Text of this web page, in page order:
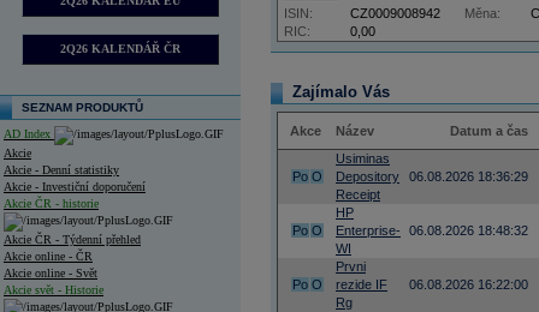
2Q26 KALENDÁŘ ČR
SEZNAM PRODUKTŮ
AD Index
Akcie
Akcie - Denní statistiky
Akcie - Investiční doporučení
Akcie ČR - historie
Akcie ČR - Týdenní přehled
Akcie online - ČR
Akcie online - Svět
Akcie svět - Historie
RIC: 0,00
ISIN: CZ0009008942 Měna:
Zajímalo Vás
Akce Název Datum a čas
Po O
Usiminas
Depository
Receipt
06.08.2026 18:36:29
Po O
HP
Enterprise-
WI
06.08.2026 18:48:32
Po O
Prvni
rezide IF
Rg
06.08.2026 16:22:00